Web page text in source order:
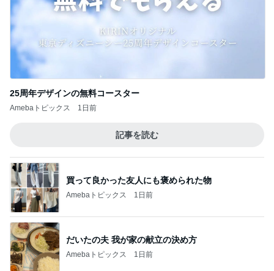
25周年デザインの無料コースター
Amebaトピックス 1日前
Amebaトピックス 1日前
だいたの夫 我が家の献立の決め方
Amebaトピックス 1日前
価格改定後初めてのモーニングセット
Amebaトピックス 2日前